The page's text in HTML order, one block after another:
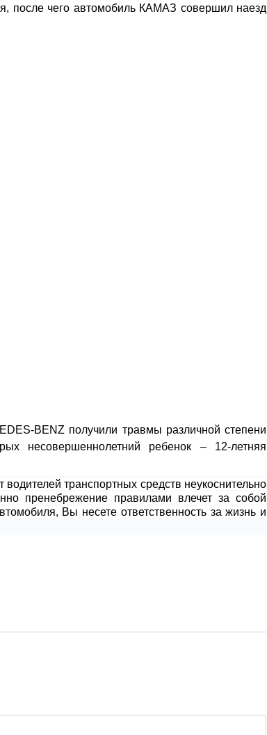
после чего автомобиль КАМАЗ совершил наезд
BENZ получили травмы различной степени
несовершеннолетний ребенок – 12-летняя
транспортных средств неукоснительно
пренебрежение правилами влечет за собой
Вы несете ответственность за жизнь и